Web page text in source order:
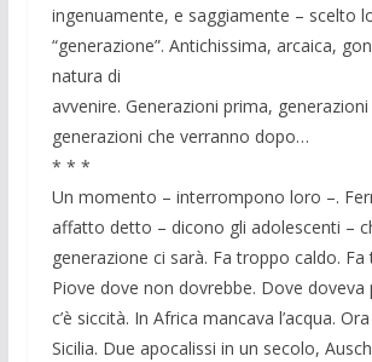
ingenuamente, e saggiamente – scelto
“generazione”. Antichissima, arcaica,
natura di
avvenire. Generazioni prima,
generazioni che verranno dopo…
* * *
Un momento – interrompono loro –.
affatto detto – dicono gli adolescenti –
generazione ci sarà. Fa troppo caldo.
Piove dove non dovrebbe. Dove doveva
c’è siccità. In Africa mancava l’acqua.
Sicilia. Due apocalissi in un secolo,